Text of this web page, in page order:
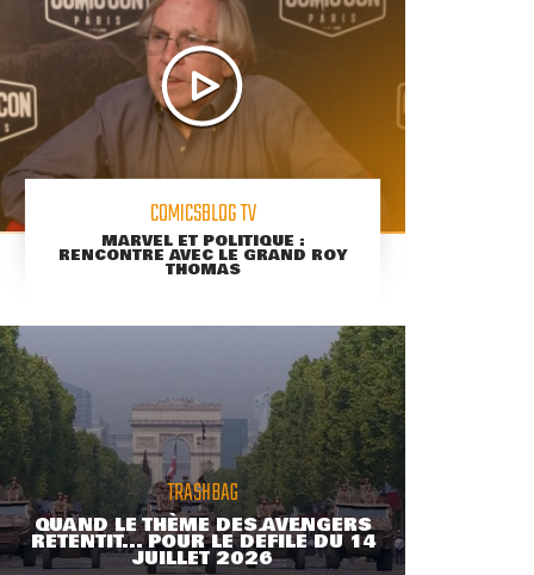
COMICSBLOG TV
MARVEL ET POLITIQUE :
RENCONTRE AVEC LE GRAND ROY
THOMAS
TRASHBAG
QUAND LE THÈME DES AVENGERS
RETENTIT... POUR LE DÉFILÉ DU 14
JUILLET 2026